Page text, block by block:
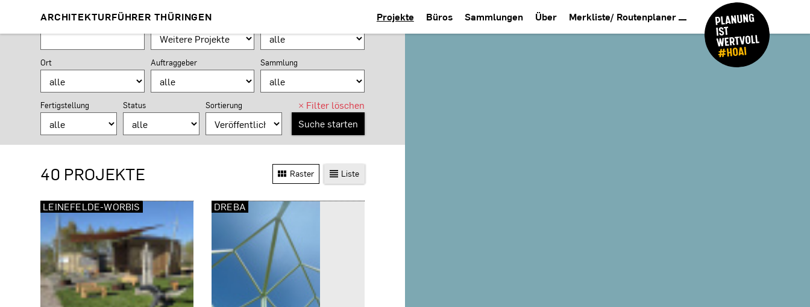
ARCHITEKTURFÜHRER THÜRINGEN Projekte Büros Sammlungen Über Merkliste/ Routenplaner
PROJEKTSUCHE
Suchformular
Suchbegriff Planungsaufgabe
Ort Auftraggeber Sammlung
Fertigstellung Status Sortierung × Filter löschen
40 PROJEKTE Raster Liste
LEINEFELDE-WORBIS DREBA